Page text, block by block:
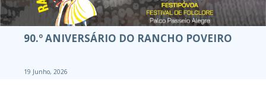
90.º ANIVERSÁRIO DO RANCHO POVEIRO
19 Junho, 2026